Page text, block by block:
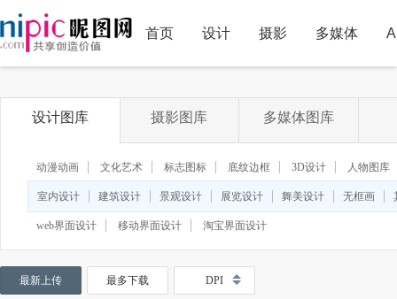
首页 设计 摄影 多媒体
设计图库 摄影图库 多媒体图库
动漫动画 文化艺术 标志图标 底纹边框 3D设计 人物图库
室内设计 建筑设计 景观设计 展览设计 舞美设计 无框画
web界面设计 移动界面设计 淘宝界面设计
最新上传 最多下载 DPI